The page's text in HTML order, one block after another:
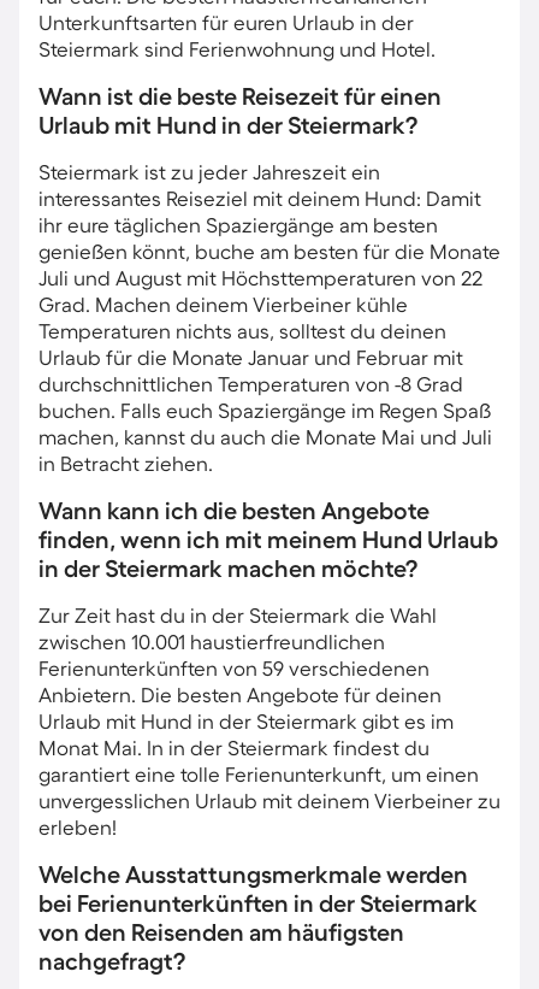
Unterkunftsarten für euren Urlaub in der
Steiermark sind Ferienwohnung und Hotel.
Wann ist die beste Reisezeit für einen
Urlaub mit Hund in der Steiermark?
Steiermark ist zu jeder Jahreszeit ein
interessantes Reiseziel mit deinem Hund: Damit
ihr eure täglichen Spaziergänge am besten
genießen könnt, buche am besten für die Monate
Juli und August mit Höchsttemperaturen von 22
Grad. Machen deinem Vierbeiner kühle
Temperaturen nichts aus, solltest du deinen
Urlaub für die Monate Januar und Februar mit
durchschnittlichen Temperaturen von -8 Grad
buchen. Falls euch Spaziergänge im Regen Spaß
machen, kannst du auch die Monate Mai und Juli
in Betracht ziehen.
Wann kann ich die besten Angebote
finden, wenn ich mit meinem Hund Urlaub
in der Steiermark machen möchte?
Zur Zeit hast du in der Steiermark die Wahl
zwischen 10.001 haustierfreundlichen
Ferienunterkünften von 59 verschiedenen
Anbietern. Die besten Angebote für deinen
Urlaub mit Hund in der Steiermark gibt es im
Monat Mai. In in der Steiermark findest du
garantiert eine tolle Ferienunterkunft, um einen
unvergesslichen Urlaub mit deinem Vierbeiner zu
erleben!
Welche Ausstattungsmerkmale werden
bei Ferienunterkünften in der Steiermark
von den Reisenden am häufigsten
nachgefragt?